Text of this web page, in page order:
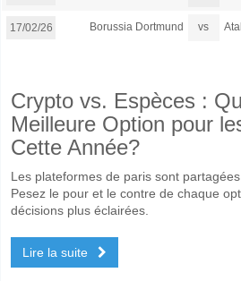
17/02/26 Borussia Dortmund vs
Crypto vs. Espèces :
Meilleure Option pour
Cette Année?
Les plateformes de paris sont
Pesez le pour et le contre de chaque
décisions plus éclairées.
Lire la suite